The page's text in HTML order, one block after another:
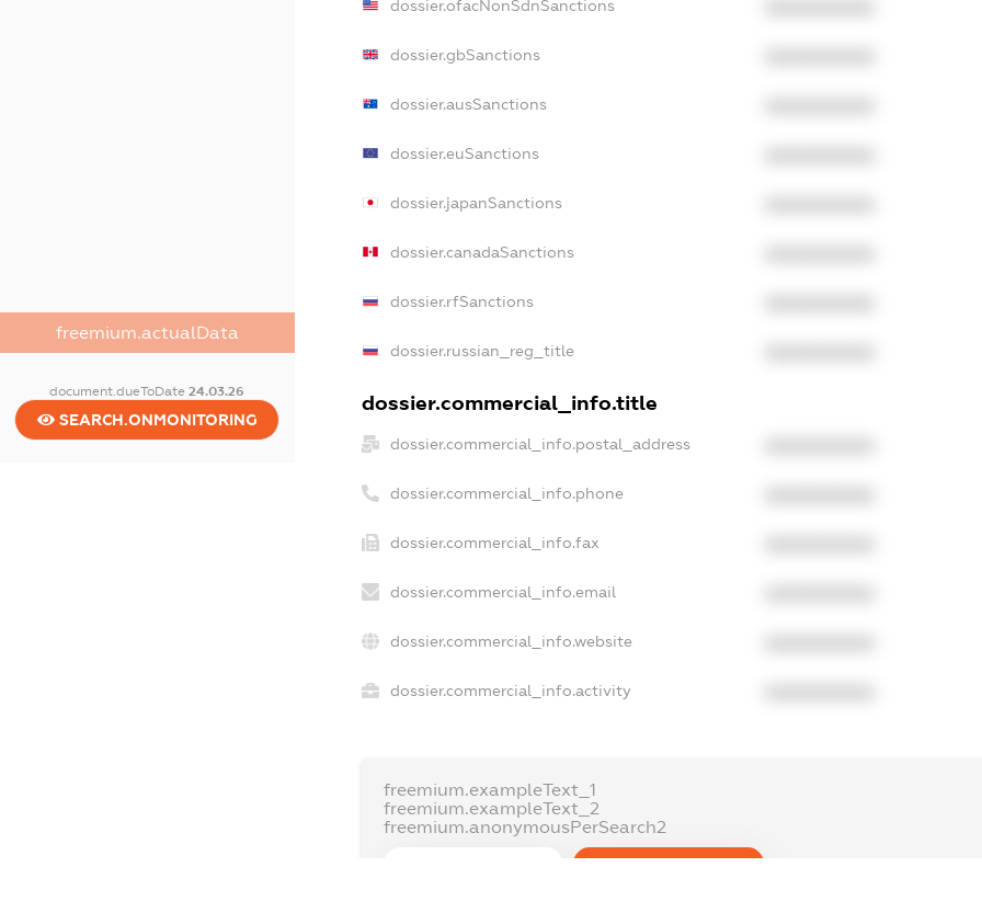
freemium.actualData
document.dueToDate24.03.26
SEARCH.ONMONITORING
dossier.ofacNonSdnSanctions
dossier.gbSanctions
dossier.ausSanctions
dossier.euSanctions
dossier.japanSanctions
dossier.canadaSanctions
dossier.rfSanctions
dossier.russian_reg_title
dossier.commercial_info.title
dossier.commercial_info.postal_address
dossier.commercial_info.phone
dossier.commercial_info.fax
dossier.commercial_info.email
dossier.commercial_info.website
dossier.commercial_info.activity
freemium.exampleText_1
freemium.exampleText_2
freemium.anonymousPerSearch2
FREEMIUM.REGISTER